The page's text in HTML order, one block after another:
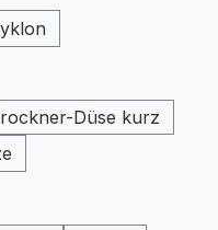
Düse kurz